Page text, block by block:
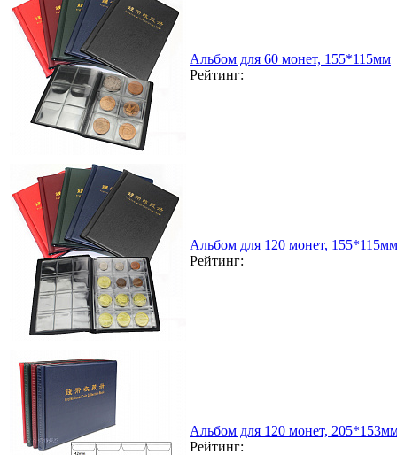
Альбом для 60 монет, 155*115мм
Рейтинг:
Альбом для 120 монет, 155*115мм
Рейтинг:
Альбом для 120 монет,
Рейтинг: